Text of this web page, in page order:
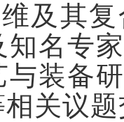
及其
知名专
与装备
关议